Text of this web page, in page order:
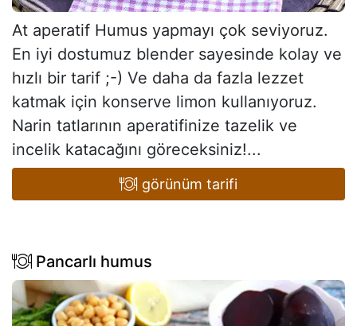
At aperatif Humus yapmayı çok seviyoruz.
En iyi dostumuz blender sayesinde kolay ve
hızlı bir tarif ;-) Ve daha da fazla lezzet
katmak için konserve limon kullanıyoruz.
Narin tatlarının aperatifinize tazelik ve
incelik katacağını göreceksiniz!...
görünüm tarifi
Pancarlı humus